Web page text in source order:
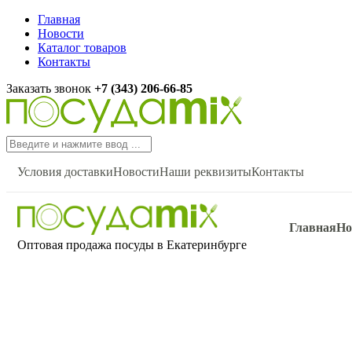
Главная
Новости
Каталог товаров
Контакты
Заказать звонок +7 (343) 206-66-85
Условия доставкиНовостиНаши реквизитыКонтакты
Оптовая продажа посуды в Екатеринбурге
Главная